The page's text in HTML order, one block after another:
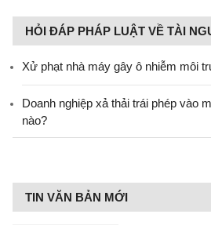
HỎI ĐÁP PHÁP LUẬT VỀ TÀI
Xử phạt nhà máy gây ô nhiễm môi
Doanh nghiệp xả thải trái phép vào
nào?
TIN VĂN BẢN MỚI